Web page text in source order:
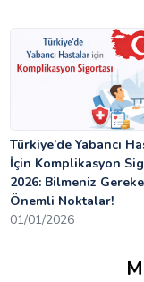
Türkiye’de Yabancı
İçin Komplikasyon
2026: Bilmeniz
Önemli Noktalar!
01/01/2026